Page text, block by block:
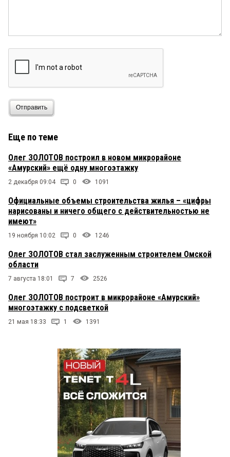
Отправить
Еще по теме
Олег ЗОЛОТОВ построил в новом микрорайоне
«Амурский» ещё одну многоэтажку
2 декабря 09:04 0 1091
Официальные объемы строительства жилья – «цифры
нарисованы и ничего общего с действительностью не
имеют»
19 ноября 10:02 0 1246
Олег ЗОЛОТОВ стал заслуженным строителем Омской
области
7 августа 18:01 7 2526
Олег ЗОЛОТОВ построит в микрорайоне «Амурский»
многоэтажку с подсветкой
21 мая 18:33 1 1391